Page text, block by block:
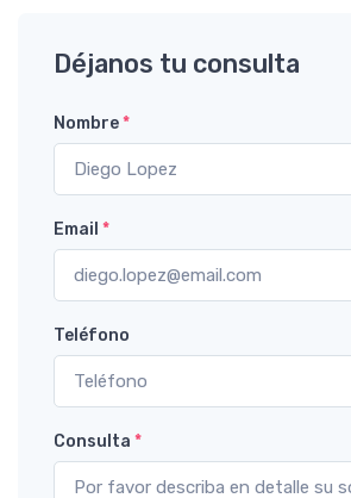
Déjanos tu consulta
Nombre*
Email *
Teléfono
Consulta *